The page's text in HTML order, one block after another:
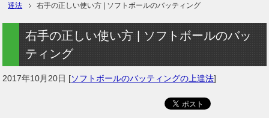
達法
右手の正しい使い方 | ソフトボールのバッティング
右手の正しい使い方 | ソフトボールのバッ
ティング
2017年10月20日 [ソフトボールのバッティングの上達法]